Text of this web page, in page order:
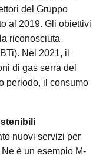
del Gruppo
al 2019. Gli obiettivi
riconosciuta
Nel 2021, il
di gas serra del
periodo, il consumo
nuovi servizi per
è un esempio M-